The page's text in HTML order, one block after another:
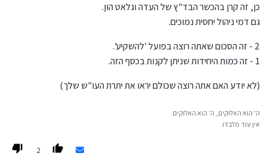
כן, זה קרן בהכשר הבד"ץ של העדה וגלאט הון.
גם דמי ניהול יחסית נמוכים.
2 - זה הסכום שאתה רוצה בפועל 'להשקיע'.
1 - זה כמות היחידות שניתן לקנות בכסף הזה.
(לא יודע האם אתה רוצה שכולם יראו את יתרת העו"ש שלך)
ה' הוא האלוקים, ה' הוא האלוקים.
אין עוד מלבדו.
2